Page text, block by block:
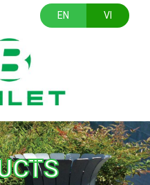
EN VI